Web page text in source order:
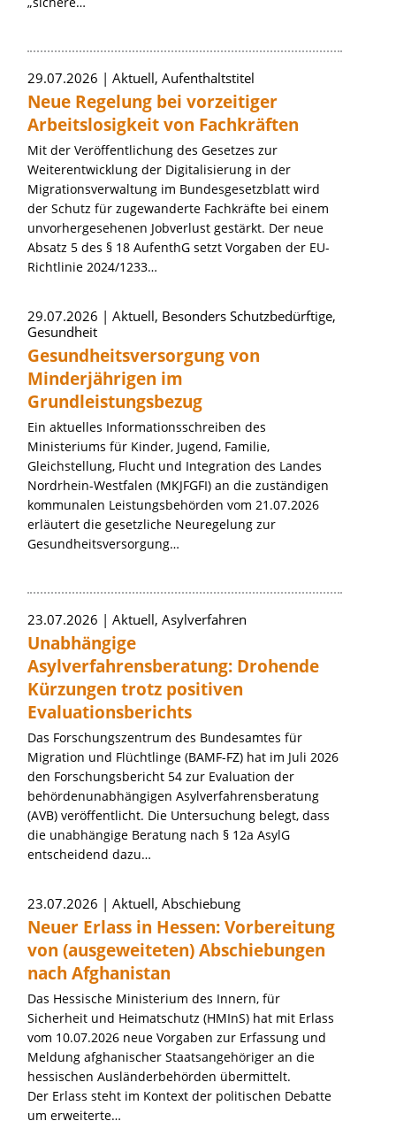
29.07.2026 Aktuell, Aufenthaltstitel
Neue Regelung bei vorzeitiger
Arbeitslosigkeit von Fachkräften
Mit der Veröffentlichung des Gesetzes zur
Weiterentwicklung der Digitalisierung in der
Migrationsverwaltung im Bundesgesetzblatt wird
der Schutz für zugewanderte Fachkräfte bei einem
unvorhergesehenen Jobverlust gestärkt. Der neue
Absatz 5 des § 18 AufenthG setzt Vorgaben der EU-
Richtlinie 2024/1233…
29.07.2026
Aktuell, Besonders Schutzbedürftige,
Gesundheit
Gesundheitsversorgung von
Minderjährigen im
Grundleistungsbezug
Ein aktuelles Informationsschreiben des
Ministeriums für Kinder, Jugend, Familie,
Gleichstellung, Flucht und Integration des Landes
Nordrhein-Westfalen (MKJFGFI) an die zuständigen
kommunalen Leistungsbehörden vom 21.07.2026
erläutert die gesetzliche Neuregelung zur
Gesundheitsversorgung…
23.07.2026 Aktuell, Asylverfahren
Unabhängige
Asylverfahrensberatung: Drohende
Kürzungen trotz positiven
Evaluationsberichts
Das Forschungszentrum des Bundesamtes für
Migration und Flüchtlinge (BAMF-FZ) hat im Juli 2026
den Forschungsbericht 54 zur Evaluation der
behördenunabhängigen Asylverfahrensberatung
(AVB) veröffentlicht. Die Untersuchung belegt, dass
die unabhängige Beratung nach § 12a AsylG
entscheidend dazu…
23.07.2026 Aktuell, Abschiebung
Neuer Erlass in Hessen: Vorbereitung
von (ausgeweiteten) Abschiebungen
nach Afghanistan
Das Hessische Ministerium des Innern, für
Sicherheit und Heimatschutz (HMInS) hat mit Erlass
vom 10.07.2026 neue Vorgaben zur Erfassung und
Meldung afghanischer Staatsangehöriger an die
hessischen Ausländerbehörden übermittelt.
Der Erlass steht im Kontext der politischen Debatte
um erweiterte…